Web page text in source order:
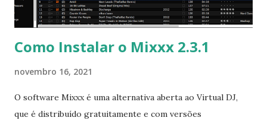
Como Instalar o Mixxx 2.3.1
novembro 16, 2021
O software Mixxx é uma alternativa aberta ao Virtual DJ,
que é distribuído gratuitamente e com versões